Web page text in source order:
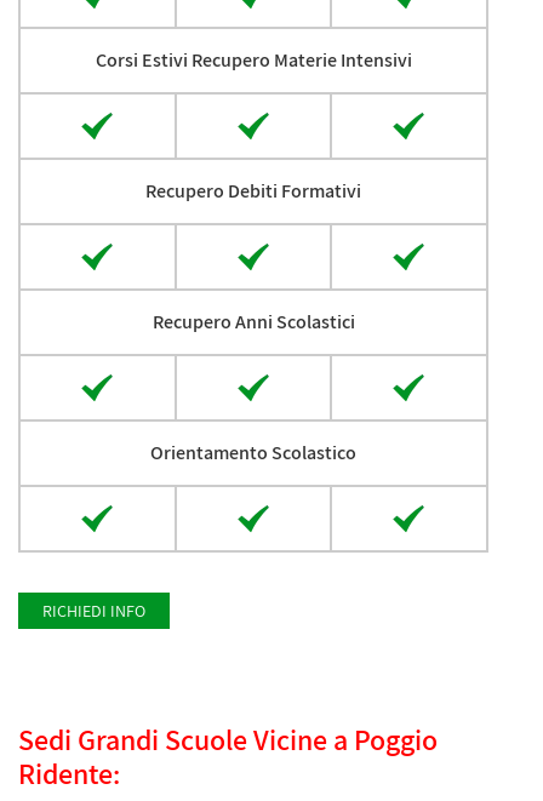
Corsi Estivi Recupero Materie Intensivi
Recupero Debiti Formativi
Recupero Anni Scolastici
Orientamento Scolastico
RICHIEDI INFO
Sedi Grandi Scuole Vicine a Poggio
Ridente: